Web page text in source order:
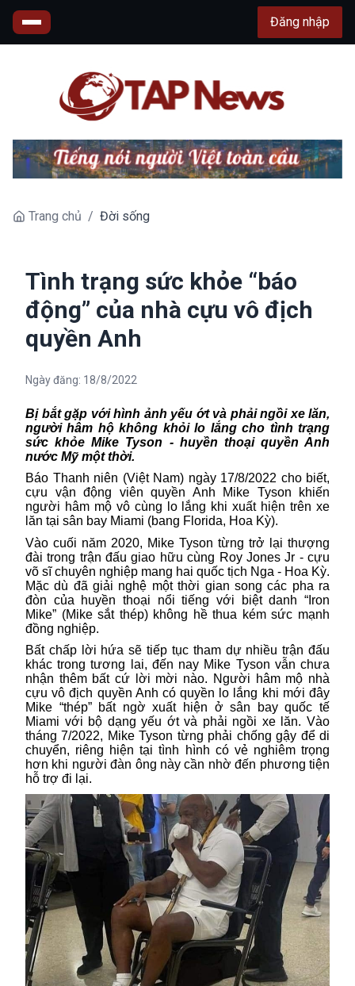
Đăng nhập
Trang chủ / Đời sống
Tình trạng sức khỏe “báo
động” của nhà cựu vô địch
quyền Anh
Ngày đăng: 18/8/2022
Bị bắt gặp với hình ảnh yếu ớt và phải ngồi xe lăn,
người hâm hộ không khỏi lo lắng cho tình trạng
sức khỏe Mike Tyson - huyền thoại quyền Anh
nước Mỹ một thời.
Báo Thanh niên (Việt Nam) ngày 17/8/2022 cho biết,
cựu vận động viên quyền Anh Mike Tyson khiến
người hâm mộ vô cùng lo lắng khi xuất hiện trên xe
lăn tại sân bay Miami (bang Florida, Hoa Kỳ).
Vào cuối năm 2020, Mike Tyson từng trở lại thượng
đài trong trận đấu giao hữu cùng Roy Jones Jr - cựu
võ sĩ chuyên nghiệp mang hai quốc tịch Nga - Hoa Kỳ.
Mặc dù đã giải nghệ một thời gian song các pha ra
đòn của huyền thoại nổi tiếng với biệt danh “Iron
Mike” (Mike sắt thép) không hề thua kém sức mạnh
đồng nghiệp.
Bất chấp lời hứa sẽ tiếp tục tham dự nhiều trận đấu
khác trong tương lai, đến nay Mike Tyson vẫn chưa
nhận thêm bất cứ lời mời nào. Người hâm mộ nhà
cựu vô địch quyền Anh có quyền lo lắng khi mới đây
Mike “thép” bất ngờ xuất hiện ở sân bay quốc tế
Miami với bộ dạng yếu ớt và phải ngồi xe lăn. Vào
tháng 7/2022, Mike Tyson từng phải chống gậy để di
chuyển, riêng hiện tại tình hình có vẻ nghiêm trọng
hơn khi người đàn ông này cần nhờ đến phương tiện
hỗ trợ đi lại.